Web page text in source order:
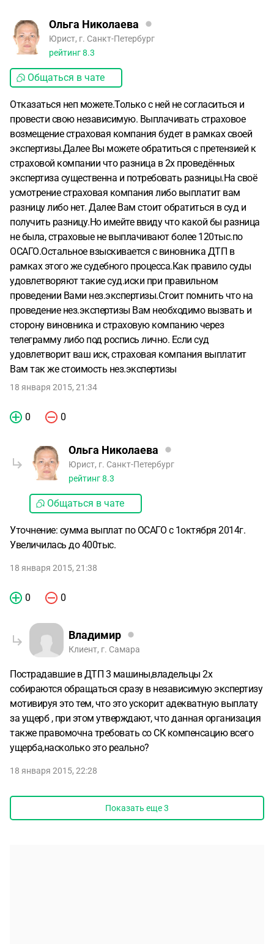
Ольга Николаева
Юрист, г. Санкт-Петербург
рейтинг8.3
Общаться в чате
Отказаться неп можете.Только с ней не согласиться и
провести свою независимую. Выплачивать страховое
возмещение страховая компания будет в рамках своей
экспертизы.Далее Вы можете обратиться с претензией к
страховой компании что разница в 2х проведённых
экспертиза существенна и потребовать разницы.На своё
усмотрение страховая компания либо выплатит вам
разницу либо нет. Далее Вам стоит обратиться в суд и
получить разницу.Но имейте ввиду что какой бы разница
не была, страховые не выплачивают более 120тыс.по
ОСАГО.Остальное взыскивается с виновника ДТП в
рамках этого же судебного процесса.Как правило суды
удовлетворяют такие суд.иски при правильном
проведении Вами нез.экспертизы.Стоит помнить что на
проведение нез.экспертизы Вам необходимо вызвать и
сторону виновника и страховую компанию через
телеграмму либо под роспись лично. Если суд
удовлетворит ваш иск, страховая компания выплатит
Вам так же стоимость нез.экспертизы
18 января 2015, 21:34
0 0
Ольга Николаева
Юрист, г. Санкт-Петербург
рейтинг8.3
Общаться в чате
Уточнение: сумма выплат по ОСАГО с 1октября 2014г.
Увеличилась до 400тыс.
18 января 2015, 21:38
0 0
Владимир
Клиент, г. Самара
Пострадавшие в ДТП 3 машины,владельцы 2х
собираются обращаться сразу в независимую экспертизу
мотивируя это тем, что это ускорит адекватную выплату
за ущерб , при этом утверждают, что данная организация
также правомочна требовать со СК компенсацию всего
ущерба,насколько это реально?
18 января 2015, 22:28
Показать еще3